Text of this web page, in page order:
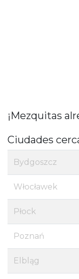
¡Mezquitas
Ciudades
Bydgoszcz
Włocławek
Płock
Poznań
Elbląg